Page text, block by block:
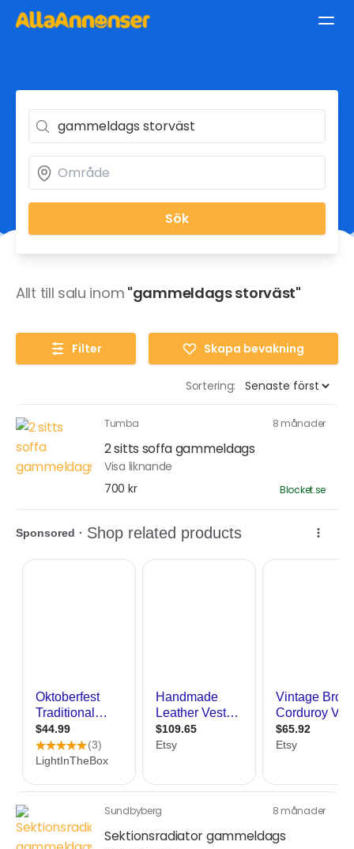
Sök
Allt till salu inom "gammeldags storväst"
Filter Skapa bevakning
Sortering:
Tumba 8 månader
2 sitts soffa gammeldags
Visa liknande
700 kr
Blocket.se
Sundbyberg 8 månader
Sektionsradiator gammeldags